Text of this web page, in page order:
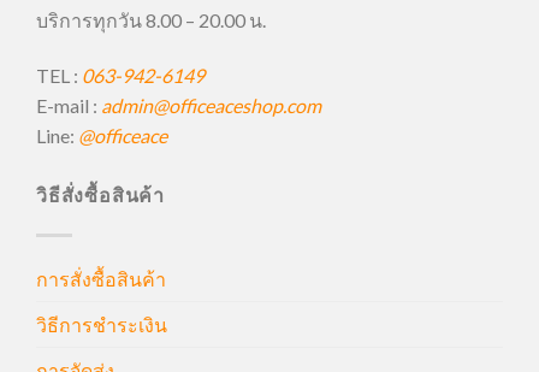
บริการทุกวัน 8.00 – 20.00 น.
TEL : 063-942-6149
E-mail : admin@officeaceshop.com
Line: @officeace
วิธีสั่งซื้อสินค้า
การสั่งซื้อสินค้า
วิธีการชำระเงิน